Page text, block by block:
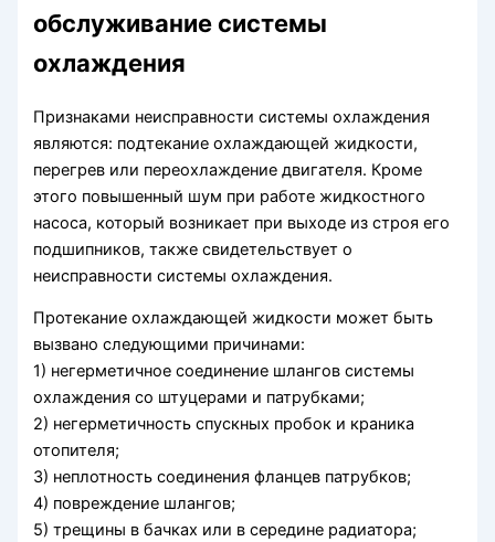
обслуживание системы
охлаждения
Признаками неисправности системы охлаждения
являются: подтекание охлаждающей жидкости,
перегрев или переохлаждение двигателя. Кроме
этого повышенный шум при работе жидкостного
насоса, который возникает при выходе из строя его
подшипников, также свидетельствует о
неисправности системы охлаждения.
Протекание охлаждающей жидкости может быть
вызвано следующими причинами:
1) негерметичное соединение шлангов системы
охлаждения со штуцерами и патрубками;
2) негерметичность спускных пробок и краника
отопителя;
3) неплотность соединения фланцев патрубков;
4) повреждение шлангов;
5) трещины в бачках или в середине радиатора;